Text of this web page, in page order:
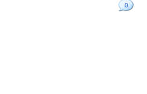
0